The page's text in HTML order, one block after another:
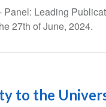
Leading
27th of June, 2024.
to the